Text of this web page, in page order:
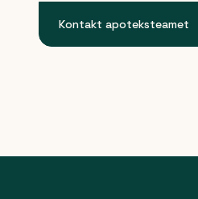
Kontakt apoteksteamet